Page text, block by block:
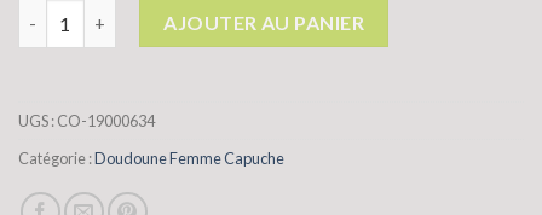
quantité de doudoune femme capuche
AJOUTER AU PANIER
UGS :CO-19000634
Catégorie :Doudoune Femme Capuche